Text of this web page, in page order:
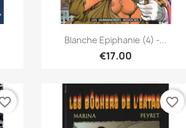
 Quick view
Blanche Epiphanie (4) -...
€17.00
favorite_border